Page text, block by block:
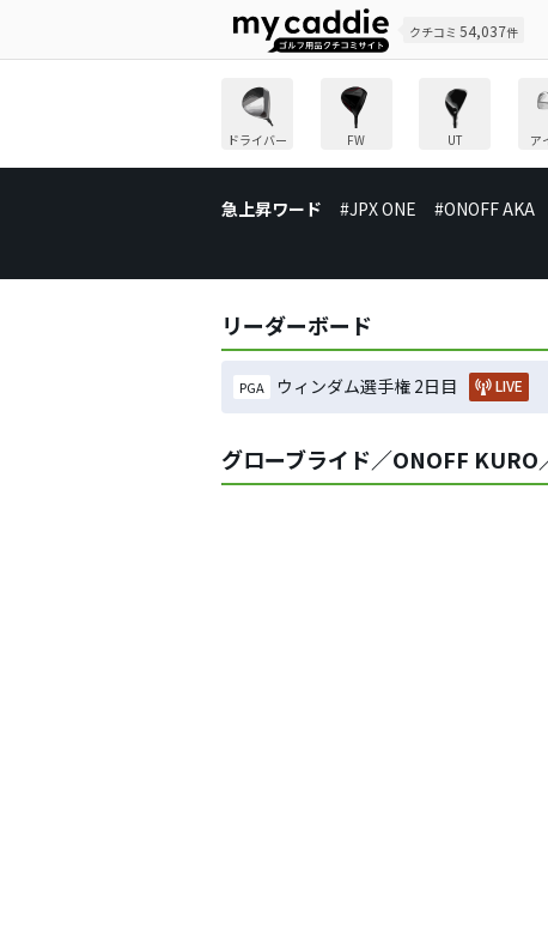
クチコミ 54,037件
ドライバー FW UT ア
急上昇ワード #JPX ONE #ONOFF AKA
リーダーボード
PGA ウィンダム選手権 2日目 LIVE
グローブライド／ONOFF